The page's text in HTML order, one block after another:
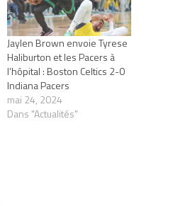
Jaylen Brown envoie Tyrese
Haliburton et les Pacers à
l’hôpital : Boston Celtics 2-0
Indiana Pacers
mai 24, 2024
Dans "Actualités"